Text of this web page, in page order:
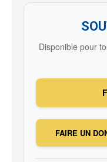
Disponible pour
FAIRE UN